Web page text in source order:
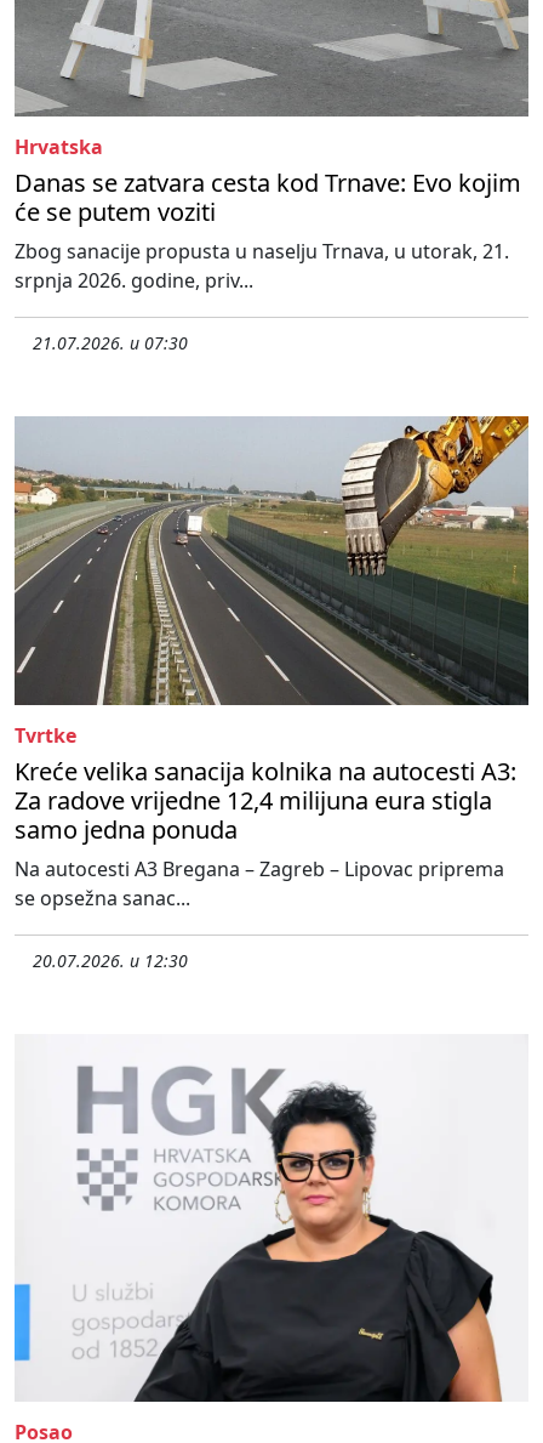
Hrvatska
Danas se zatvara cesta kod Trnave: Evo kojim
će se putem voziti
Zbog sanacije propusta u naselju Trnava, u utorak, 21.
srpnja 2026. godine, priv...
21.07.2026. u 07:30
Tvrtke
Kreće velika sanacija kolnika na autocesti A3:
Za radove vrijedne 12,4 milijuna eura stigla
samo jedna ponuda
Na autocesti A3 Bregana – Zagreb – Lipovac priprema
se opsežna sanac...
20.07.2026. u 12:30
Posao